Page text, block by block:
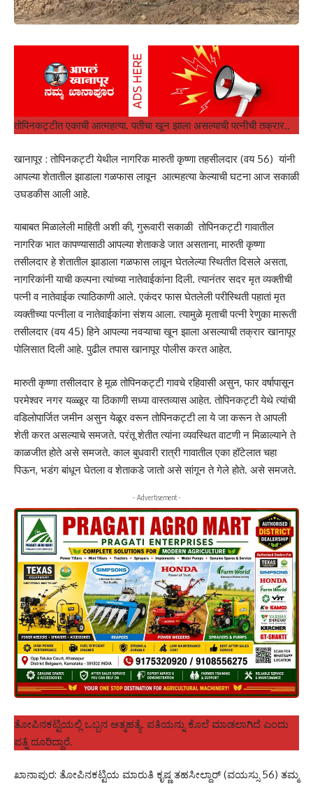
तोपिनकट्टीत एकाची आत्महत्या. पतीचा खून झाला असल्याची पत्नीची तक्रार..
खानापूर : तोपिनकट्टी येथील नागरिक मारुती कृष्णा तहसीलदार (वय 56) यांनी
आपल्या शेतातील झाडाला गळफास लावून आत्महत्या केल्याची घटना आज सकाळी
उघडकीस आली आहे.
याबाबत मिळालेली माहिती अशी की, गुरूवारी सकाळी तोपिनकट्टी गावातील
नागरिक भात कापण्यासाठी आपल्या शेताकडे जात असताना, मारुती कृष्णा
तसीलदार हे शेतातील झाडाला गळफास लावून घेतलेल्या स्थितीत दिसले असता,
नागरिकांनी याची कल्पना त्यांच्या नातेवाईकांना दिली. त्यानंतर सदर मृत व्यक्तीची
पत्नी व नातेवाईक त्याठिकाणी आले. एकंदर फास घेतलेली परीस्थिती पहातां मृत
व्यक्तीच्या पत्नीला व नातेवाईकांना संशय आला. त्यामुळे मृताची पत्नी रेणुका मारूती
तसीलदार (वय 45) हिने आपल्या नवऱ्याचा खून झाला असल्याची तक्रार खानापूर
पोलिसात दिली आहे. पुढील तपास खानापूर पोलीस करत आहेत.
मारुती कृष्णा तसीलदार हे मूळ तोपिनकट्टी गावचे रहिवासी असुन, फार वर्षापासून
परमेश्वर नगर यळ्ळूर या ठिकाणी सध्या वास्तव्यास आहेत. तोपिनकट्टी येथे त्यांची
वडिलोपार्जित जमीन असुन येळूर वरून तोपिनकट्टी ला ये जा करून ते आपली
शेती करत असल्याचे समजते. परंतू शेतीत त्यांना व्यवस्थित वाटणी न मिळाल्याने ते
काळजीत होते असे समजते. काल बुधवारी रात्री गावातील एका हॉटेलात चहा
पिऊन, भडंग बांधून घेतला व शेताकडे जातो असे सांगून ते गेले होते. असे समजते.
- Advertisement -
ತೋಪಿನಕಟ್ಟಿಯಲ್ಲಿ ಒಬ್ಬನ ಆತ್ಮಹತ್ಯೆ. ಪತಿಯನ್ನು ಕೊಲೆ ಮಾಡಲಾಗಿದೆ ಎಂದು
ಪತ್ನಿ ದೂರಿದ್ದಾರೆ.
ಖಾನಾಪುರ: ತೋಪಿನಕಟ್ಟಿಯ ಮಾರುತಿ ಕೃಷ್ಣ ತಹಸೀಲ್ದಾರ್ (ವಯಸ್ಸು 56) ತಮ್ಮ